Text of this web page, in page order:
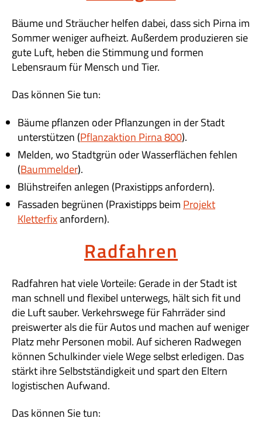
Bäume und Sträucher helfen dabei, dass sich Pirna im
Sommer weniger aufheizt. Außerdem produzieren sie
gute Luft, heben die Stimmung und formen
Lebensraum für Mensch und Tier.
Das können Sie tun:
Bäume pflanzen oder Pflanzungen in der Stadt
unterstützen (Pflanzaktion Pirna 800).
Melden, wo Stadtgrün oder Wasserflächen fehlen
(Baummelder).
Blühstreifen anlegen (Praxistipps anfordern).
Fassaden begrünen (Praxistipps beim Projekt
Kletterfixanfordern).
Radfahren
Radfahren hat viele Vorteile: Gerade in der Stadt ist
man schnell und flexibel unterwegs, hält sich fit und
die Luft sauber. Verkehrswege für Fahrräder sind
preiswerter als die für Autos und machen auf weniger
Platz mehr Personen mobil. Auf sicheren Radwegen
können Schulkinder viele Wege selbst erledigen. Das
stärkt ihre Selbstständigkeit und spart den Eltern
logistischen Aufwand.
Das können Sie tun: